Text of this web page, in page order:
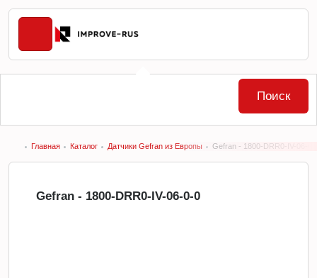
Главная Каталог Датчики Gefran из Европы Gefran - 1800-DRR0-IV-06-0-
Gefran - 1800-DRR0-IV-06-0-0
Поиск